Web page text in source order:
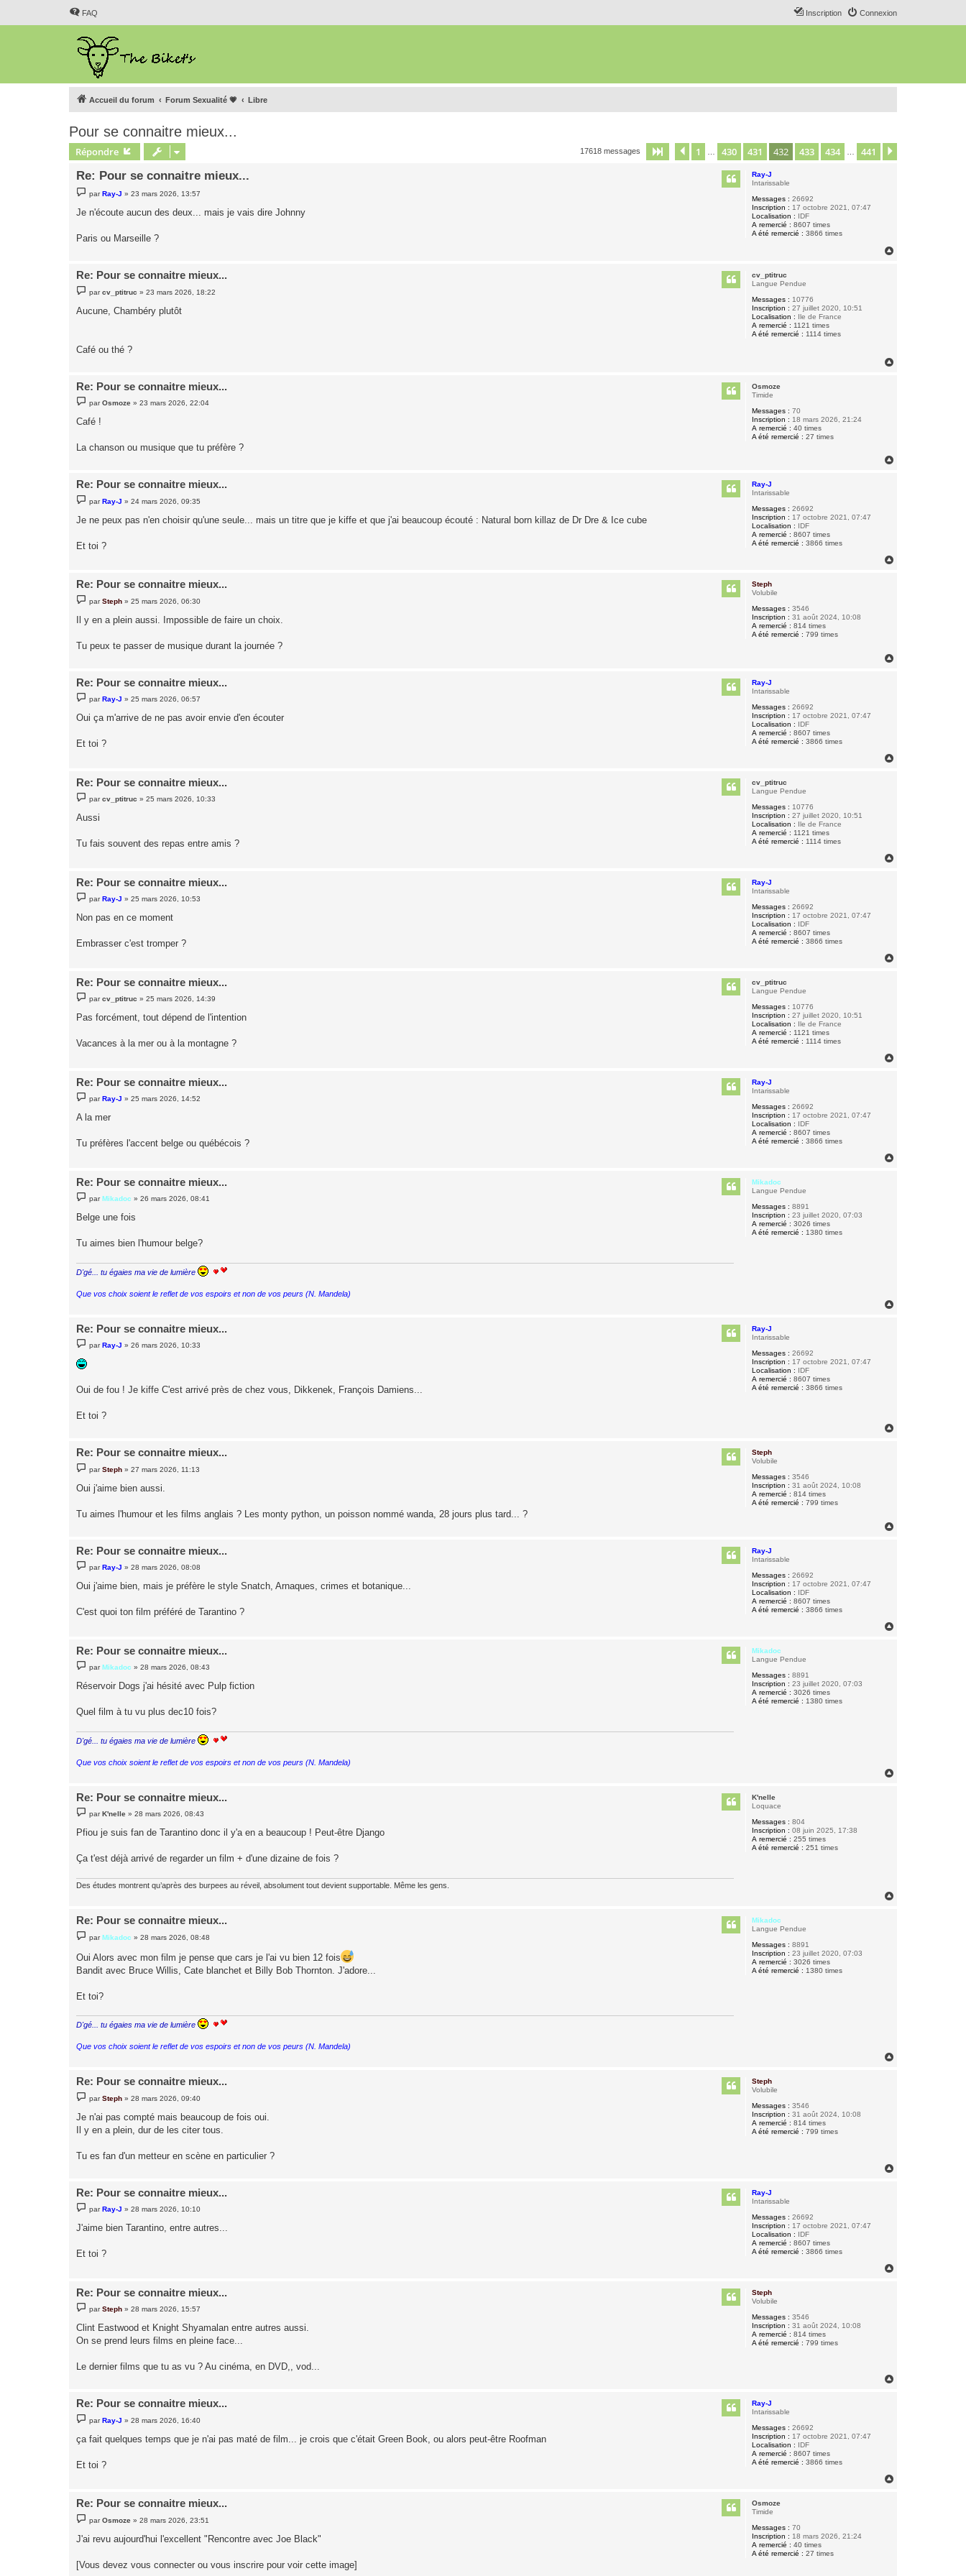
FAQ Connexion
Inscription
Accueil du forum Forum Sexualité 💗 Libre
Pour se connaitre mieux...
Répondre 17618 messages Page 432 sur441
Précédent
1 430 431 432 433 434 441
Ray-J
Intarissable
Messages : 26692
Inscription : 17 octobre 2021, 07:47
Localisation : IDF
A remercié : 8607 times
A été remercié : 3866 times
Re: Pour se connaitre mieux...
e
s
g
e
parRay-J »23 mars 2026, 13:57
Je n'écoute aucun des deux... mais je vais dire Johnny
Paris ou Marseille ?
cv_ptitruc
Langue Pendue
Messages : 10776
Inscription : 27 juillet 2020, 10:51
Localisation : Ile de France
A remercié : 1121 times
A été remercié : 1114 times
Re: Pour se connaitre mieux...
e
s
parcv_ptitruc »23 mars 2026, 18:22
Aucune, Chambéry plutôt
Café ou thé ?
Osmoze
Timide
Messages : 70
Inscription : 18 mars 2026, 21:24
A remercié : 40 times
A été remercié : 27 times
Re: Pour se connaitre mieux...
e
s
s
e
parOsmoze »23 mars 2026, 22:04
Café !
La chanson ou musique que tu préfère ?
Ray-J
Intarissable
Messages : 26692
Inscription : 17 octobre 2021, 07:47
Localisation : IDF
A remercié : 8607 times
A été remercié : 3866 times
Re: Pour se connaitre mieux...
e
s
e
parRay-J »24 mars 2026, 09:35
Je ne peux pas n'en choisir qu'une seule... mais un titre que je kiffe et que j'ai beaucoup écouté : Natural born killaz de Dr Dre & Ice cube
Et toi ?
Steph
Volubile
Messages : 3546
Inscription : 31 août 2024, 10:08
A remercié : 814 times
A été remercié : 799 times
Re: Pour se connaitre mieux...
e
s
e
parSteph »25 mars 2026, 06:30
Il y en a plein aussi. Impossible de faire un choix.
Tu peux te passer de musique durant la journée ?
Ray-J
Intarissable
Messages : 26692
Inscription : 17 octobre 2021, 07:47
Localisation : IDF
A remercié : 8607 times
A été remercié : 3866 times
Re: Pour se connaitre mieux...
e
s
s
e
parRay-J »25 mars 2026, 06:57
Oui ça m'arrive de ne pas avoir envie d'en écouter
Et toi ?
cv_ptitruc
Langue Pendue
Messages : 10776
Inscription : 27 juillet 2020, 10:51
Localisation : Ile de France
A remercié : 1121 times
A été remercié : 1114 times
Re: Pour se connaitre mieux...
e
s
g
e
parcv_ptitruc »25 mars 2026, 10:33
Aussi
Tu fais souvent des repas entre amis ?
Ray-J
Intarissable
Messages : 26692
Inscription : 17 octobre 2021, 07:47
Localisation : IDF
A remercié : 8607 times
A été remercié : 3866 times
Re: Pour se connaitre mieux...
e
s
g
e
parRay-J »25 mars 2026, 10:53
Non pas en ce moment
Embrasser c'est tromper ?
cv_ptitruc
Langue Pendue
Messages : 10776
Inscription : 27 juillet 2020, 10:51
Localisation : Ile de France
A remercié : 1121 times
A été remercié : 1114 times
Re: Pour se connaitre mieux...
e
s
e
parcv_ptitruc »25 mars 2026, 14:39
Pas forcément, tout dépend de l'intention
Vacances à la mer ou à la montagne ?
Ray-J
Intarissable
Messages : 26692
Inscription : 17 octobre 2021, 07:47
Localisation : IDF
A remercié : 8607 times
A été remercié : 3866 times
Re: Pour se connaitre mieux...
e
s
e
parRay-J »25 mars 2026, 14:52
A la mer
Tu préfères l'accent belge ou québécois ?
Mikadoc
Langue Pendue
Messages : 8891
Inscription : 23 juillet 2020, 07:03
A remercié : 3026 times
A été remercié : 1380 times
Re: Pour se connaitre mieux...
e
s
s
e
parMikadoc »26 mars 2026, 08:41
Belge une fois
Tu aimes bien l'humour belge?
D'gé... tu égaies ma vie de lumière
Que vos choix soient le reflet de vos espoirs et non de vos peurs (N. Mandela)
Ray-J
Intarissable
Messages : 26692
Inscription : 17 octobre 2021, 07:47
Localisation : IDF
A remercié : 8607 times
A été remercié : 3866 times
Re: Pour se connaitre mieux...
e
s
g
e
parRay-J »26 mars 2026, 10:33
Oui de fou ! Je kiffe C'est arrivé près de chez vous, Dikkenek, François Damiens...
Et toi ?
Steph
Volubile
Messages : 3546
Inscription : 31 août 2024, 10:08
A remercié : 814 times
A été remercié : 799 times
Re: Pour se connaitre mieux...
e
s
s
e
parSteph »27 mars 2026, 11:13
Oui j'aime bien aussi.
Tu aimes l'humour et les films anglais ? Les monty python, un poisson nommé wanda, 28 jours plus tard... ?
Ray-J
Intarissable
Messages : 26692
Inscription : 17 octobre 2021, 07:47
Localisation : IDF
A remercié : 8607 times
A été remercié : 3866 times
Re: Pour se connaitre mieux...
e
s
s
e
parRay-J »28 mars 2026, 08:08
Oui j'aime bien, mais je préfère le style Snatch, Arnaques, crimes et botanique...
C'est quoi ton film préféré de Tarantino ?
Mikadoc
Langue Pendue
Messages : 8891
Inscription : 23 juillet 2020, 07:03
A remercié : 3026 times
A été remercié : 1380 times
Re: Pour se connaitre mieux...
e
s
s
e
parMikadoc »28 mars 2026, 08:43
Réservoir Dogs j'ai hésité avec Pulp fiction
Quel film à tu vu plus dec10 fois?
D'gé... tu égaies ma vie de lumière
Que vos choix soient le reflet de vos espoirs et non de vos peurs (N. Mandela)
K'nelle
Loquace
Messages : 804
Inscription : 08 juin 2025, 17:38
A remercié : 255 times
A été remercié : 251 times
Re: Pour se connaitre mieux...
e
s
s
e
par K'nelle »28 mars 2026, 08:43
Pfiou je suis fan de Tarantino donc il y'a en a beaucoup ! Peut-être Django
Ça t'est déjà arrivé de regarder un film + d'une dizaine de fois ?
Des études montrent qu’après des burpees au réveil, absolument tout devient supportable. Même les gens.
Mikadoc
Langue Pendue
Messages : 8891
Inscription : 23 juillet 2020, 07:03
A remercié : 3026 times
A été remercié : 1380 times
Re: Pour se connaitre mieux...
e
s
a
parMikadoc »28 mars 2026, 08:48
Oui Alors avec mon film je pense que cars je l'ai vu bien 12 fois
Bandit avec Bruce Willis, Cate blanchet et Billy Bob Thornton. J'adore...
Et toi?
D'gé... tu égaies ma vie de lumière
Que vos choix soient le reflet de vos espoirs et non de vos peurs (N. Mandela)
Steph
Volubile
Messages : 3546
Inscription : 31 août 2024, 10:08
A remercié : 814 times
A été remercié : 799 times
Re: Pour se connaitre mieux...
e
s
a
parSteph »28 mars 2026, 09:40
Je n'ai pas compté mais beaucoup de fois oui.
Il y en a plein, dur de les citer tous.
Tu es fan d'un metteur en scène en particulier ?
Ray-J
Intarissable
Messages : 26692
Inscription : 17 octobre 2021, 07:47
Localisation : IDF
A remercié : 8607 times
A été remercié : 3866 times
Re: Pour se connaitre mieux...
e
s
s
g
e
parRay-J »28 mars 2026, 10:10
J'aime bien Tarantino, entre autres...
Et toi ?
Steph
Volubile
Messages : 3546
Inscription : 31 août 2024, 10:08
A remercié : 814 times
A été remercié : 799 times
Re: Pour se connaitre mieux...
e
s
a
parSteph »28 mars 2026, 15:57
Clint Eastwood et Knight Shyamalan entre autres aussi.
On se prend leurs films en pleine face...
Le dernier films que tu as vu ? Au cinéma, en DVD,, vod...
Ray-J
Intarissable
Messages : 26692
Inscription : 17 octobre 2021, 07:47
Localisation : IDF
A remercié : 8607 times
A été remercié : 3866 times
Re: Pour se connaitre mieux...
e
s
s
e
parRay-J »28 mars 2026, 16:40
ça fait quelques temps que je n'ai pas maté de film... je crois que c'était Green Book, ou alors peut-être Roofman
Et toi ?
Osmoze
Timide
Messages : 70
Inscription : 18 mars 2026, 21:24
A remercié : 40 times
A été remercié : 27 times
Re: Pour se connaitre mieux...
e
s
s
e
parOsmoze »28 mars 2026, 23:51
J'ai revu aujourd'hui l'excellent "Rencontre avec Joe Black"
[Vous devez vous connecter ou vous inscrire pour voir cette image]